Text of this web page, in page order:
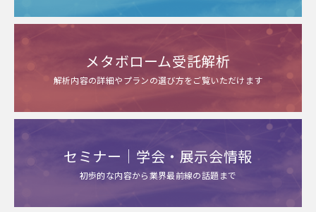
メタボローム受託解析
解析内容の詳細やプランの選び方をご覧いただけます
セミナー｜学会・展示会情報
初歩的な内容から業界最前線の話題まで